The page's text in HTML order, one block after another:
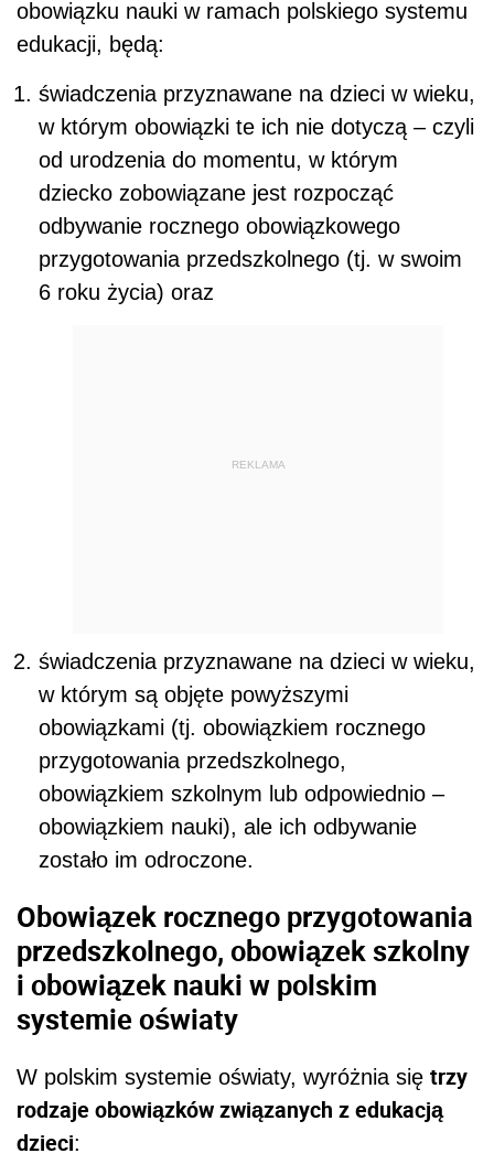
obowiązku nauki w ramach polskiego systemu
edukacji, będą:
świadczenia przyznawane na dzieci w wieku,
w którym obowiązki te ich nie dotyczą – czyli
od urodzenia do momentu, w którym
dziecko zobowiązane jest rozpocząć
odbywanie rocznego obowiązkowego
przygotowania przedszkolnego (tj. w swoim
6 roku życia) oraz
REKLAMA
świadczenia przyznawane na dzieci w wieku,
w którym są objęte powyższymi
obowiązkami (tj. obowiązkiem rocznego
przygotowania przedszkolnego,
obowiązkiem szkolnym lub odpowiednio –
obowiązkiem nauki), ale ich odbywanie
zostało im odroczone.
Obowiązek rocznego przygotowania
przedszkolnego, obowiązek szkolny
i obowiązek nauki w polskim
systemie oświaty
W polskim systemie oświaty, wyróżnia się trzy
rodzaje obowiązków związanych z edukacją
dzieci: